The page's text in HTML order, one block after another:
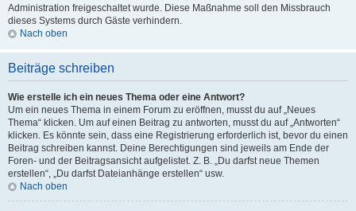
Administration freigeschaltet wurde. Diese Maßnahme soll den Missbrauch
dieses Systems durch Gäste verhindern.
Nach oben
Beiträge schreiben
Wie erstelle ich ein neues Thema oder eine Antwort?
Um ein neues Thema in einem Forum zu eröffnen, musst du auf „Neues
Thema“ klicken. Um auf einen Beitrag zu antworten, musst du auf „Antworten“
klicken. Es könnte sein, dass eine Registrierung erforderlich ist, bevor du einen
Beitrag schreiben kannst. Deine Berechtigungen sind jeweils am Ende der
Foren- und der Beitragsansicht aufgelistet. Z. B. „Du darfst neue Themen
erstellen“, „Du darfst Dateianhänge erstellen“ usw.
Nach oben